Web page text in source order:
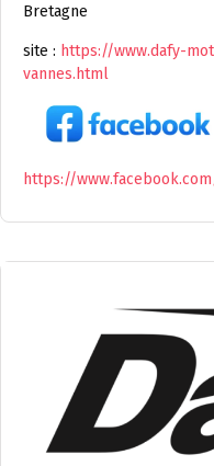
Bretagne
site : https://www.dafy-
vannes.html
https://